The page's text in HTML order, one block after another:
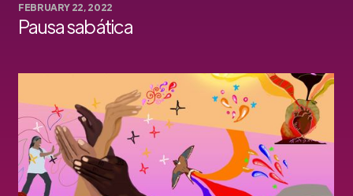
FEBRUARY 22, 2022
Pausa sabática